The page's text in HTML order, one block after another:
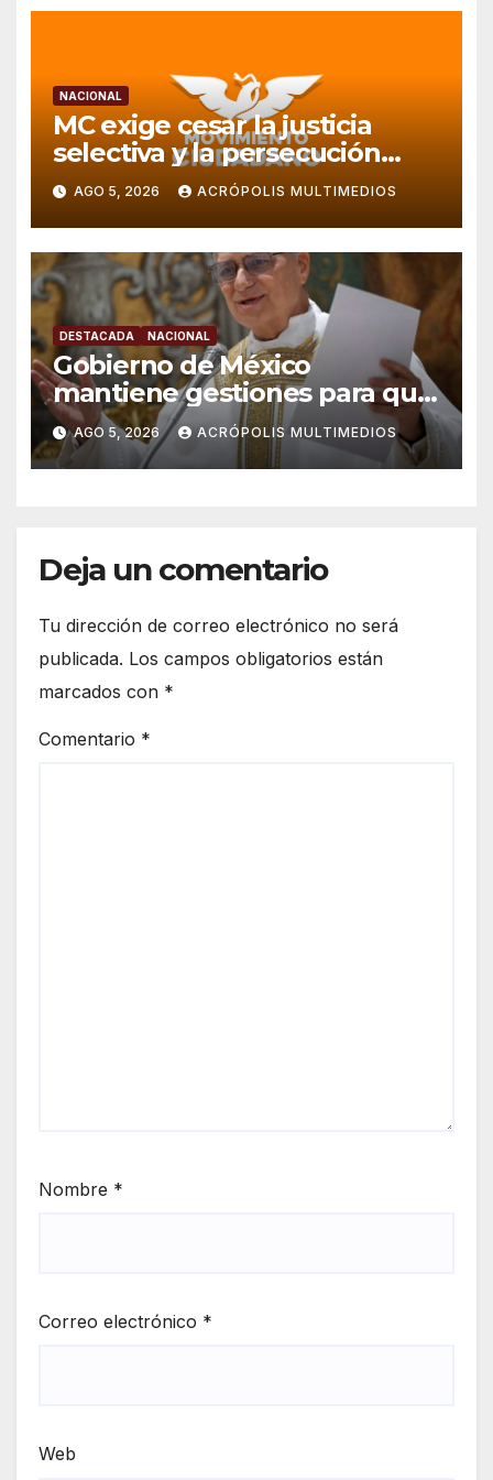
NACIONAL
MC exige cesar la justicia
selectiva y la persecución
política en Veracruz
AGO 5, 2026 ACRÓPOLIS MULTIMEDIOS
DESTACADA NACIONAL
Gobierno de México
mantiene gestiones para que
el Papa León XIV visite el país
AGO 5, 2026 ACRÓPOLIS MULTIMEDIOS
Deja un comentario
Tu dirección de correo electrónico no será
publicada. Los campos obligatorios están
marcados con *
Comentario *
Nombre *
Correo electrónico *
Web